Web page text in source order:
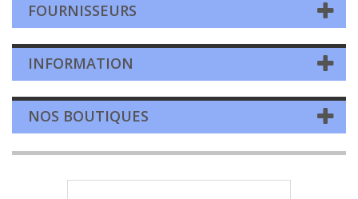
FOURNISSEURS
INFORMATION
NOS BOUTIQUES